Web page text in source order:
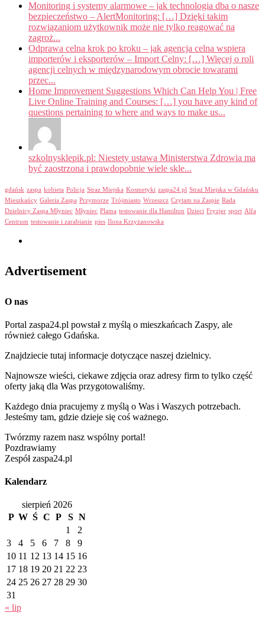
Monitoring i systemy alarmowe – jak technologia dba o nasze
bezpieczeństwo – AlertMonitoring: […] Dzięki takim
rozwiązaniom użytkownik może nie tylko reagować na
zagroż...
Odprawa celna krok po kroku – jak agencja celna wspiera
importerów i eksporterów – Import Celny: […] Więcej o roli
agencji celnych w międzynarodowym obrocie towarami
przec...
Home Improvement Suggestions Which Can Help You | Free
Live Online Training and Courses: […] you have any kind of
questions pertaining to where and ways to make us...
szkolnysklepik.pl: Niestety ustawa Ministerstwa Zdrowia ma
być zaostrzona i prawdopobnie wiele skle...
gdańsk zaspa kobieta Policja Straz Miejska Kosmetyki zaspa24.pl Straż Miejska w Gdańsku
Mieszkańcy Galeria Zaspa Przymorze Trójmiasto Wrzeszcz Czytam na Zaspie Rada
Dzielnicy Zaspa Młyniec Młyniec Plama testowanie dla Hamilton Dzieci Fryzjer sport Alfa
Centrum testowanie i zarabianie pies Ilona Krzyżanowska
Advertisement
O nas
Portal zaspa24.pl powstał z myślą o mieszkańcach Zaspy, ale
również całego Gdańska.
Znajdziecie tutaj informacje dotyczące naszej dzielnicy.
Najnowsze wieści, ciekawe zdjęcia oraz adresy firm to tylko część
oferty jaką dla Was przygotowaliśmy.
Każdego dnia pracujemy z myślą o Was i Waszych potrzebach.
Jesteśmy tam, gdzie dzieje się coś ważnego.
Twórzmy razem nasz wspólny portal!
Pozdrawiamy
Zespół zaspa24.pl
Kalendarz
sierpień 2026
P W Ś C P S N
1
2
3
4 5 6 7 8
9
10 11 12 13 14 15 16
17 18 19 20 21 22 23
24 25 26 27 28 29 30
31
« lip